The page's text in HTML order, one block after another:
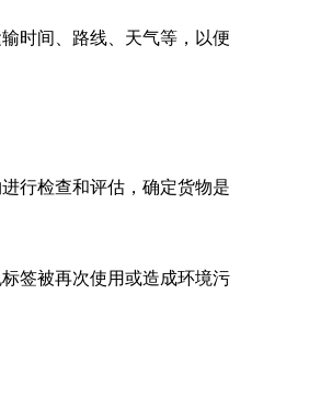
时间、路线、天气等，以便
行检查和评估，确定货物是
签被再次使用或造成环境污